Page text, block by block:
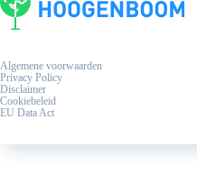
Algemene voorwaarden
Privacy Policy
Disclaimer
Cookiebeleid
EU Data Act